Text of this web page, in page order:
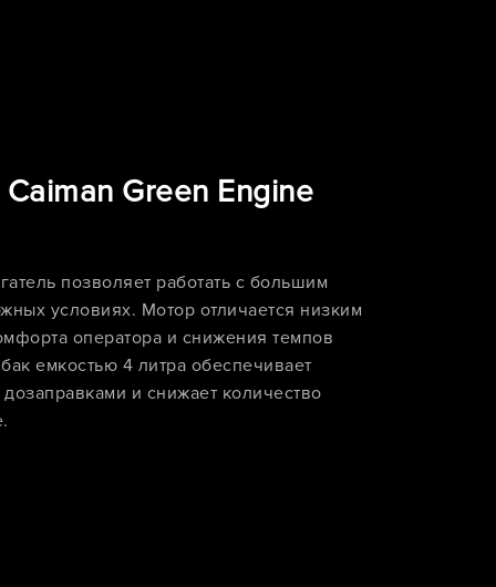
Green Engine
позволяет работать с большим
условиях. Мотор отличается низким
оператора и снижения темпов
емкостью 4 литра обеспечивает
и снижает количество